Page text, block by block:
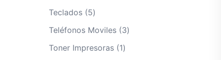
producto
Teclados 55
productos
Teléfonos Moviles 33
Toner Impresoras 11